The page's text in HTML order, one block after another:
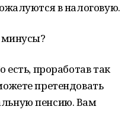
в налоговую.
минусы?
есть, проработав так
претендовать
пенсию. Вам